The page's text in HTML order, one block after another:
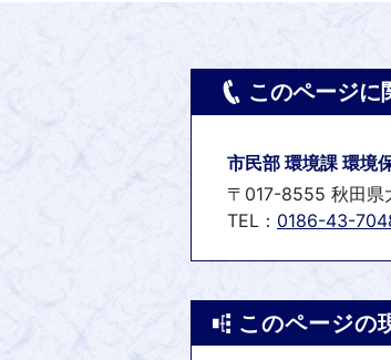
このページに
市民部 環境課 環境
〒017-8555 秋田県
TEL： 0186-43-
このページの